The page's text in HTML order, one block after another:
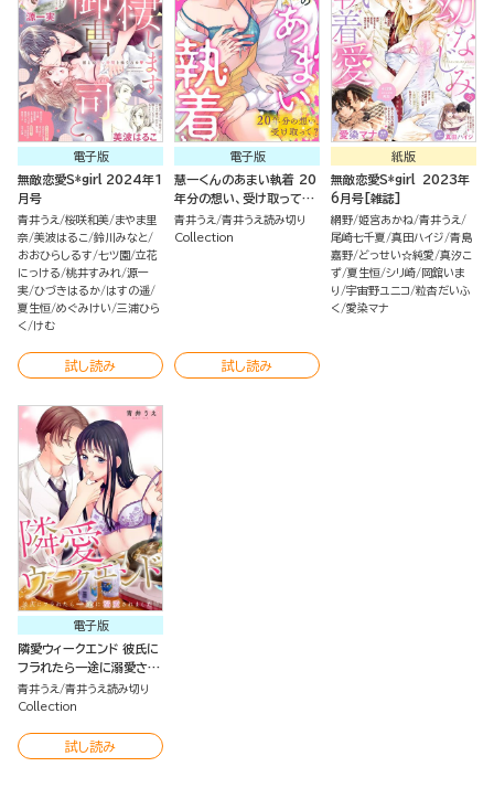
電子版
無敵恋愛S*girl 2024年1
月号
青井うえ 桜咲和美 まやま里
奈 美波はるこ 鈴川みなと
おおひらしるす 七ツ園 立花
にっける 桃井すみれ 源一
実 ひづきはるか はすの遥
夏生恒 めぐみけい 三浦ひら
く
けむ
試し読み
電子版
慧一くんのあまい執着 20
年分の想い、受け取って？
（単話版）
青井うえ
青井うえ読み切り
Collection
試し読み
紙版
無敵恋愛S*girl 2023年
6月号[雑誌]
網野 姫宮あかね 青井うえ
尾崎七千夏 真田ハイジ 青島
嘉野 どっせい☆純愛 真汐こ
ず 夏生恒 シリ崎 岡舘いま
り
宇宙野ユニコ 粒杏だいふ
く 愛染マナ
電子版
隣愛ウィークエンド 彼氏に
フラれたら一途に溺愛され
ました!?（単話版）
青井うえ
青井うえ読み切り
Collection
試し読み